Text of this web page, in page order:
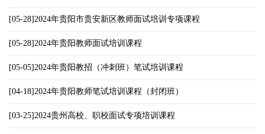
[05-28]2024年贵阳市贵安新区教师面试培训专项课程
[05-28]2024年贵阳教师面试培训课程
[05-05]2024年贵阳教招（冲刺班）笔试培训课程
[04-18]2024年贵阳教师笔试培训课程（封闭班）
[03-25]2024贵州高校、职校面试专项培训课程